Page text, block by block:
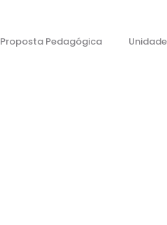
Proposta Pedagógica